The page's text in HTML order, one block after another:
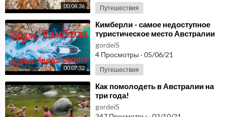
00:04:36 Путешествия
00:07:52
⁣Кимберли - самое недоступное
туристическое место Австралии
gordeiS
4 Просмотры · 05/06/21
Путешествия
⁣Как помолодеть в Австралии на
три года!
gordeiS